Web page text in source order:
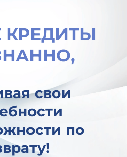
КРЕДИТЫ
свои
по